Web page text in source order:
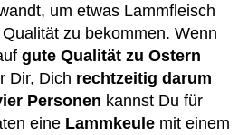
um etwas Lammfleisch
zu bekommen. Wenn
gute Qualität zu Ostern
Dir, Dich rechtzeitig darum
Personen kannst Du für
eine Lammkeule mit einem